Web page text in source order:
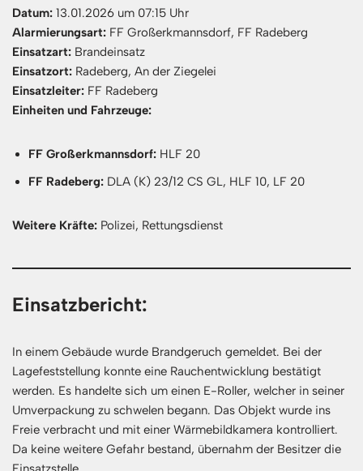
Datum: 13.01.2026 um 07:15 Uhr
Alarmierungsart: FF Großerkmannsdorf, FF Radeberg
Einsatzart: Brandeinsatz
Einsatzort: Radeberg, An der Ziegelei
Einsatzleiter: FF Radeberg
Einheiten und Fahrzeuge:
FF Großerkmannsdorf: HLF 20
FF Radeberg: DLA (K) 23/12 CS GL, HLF 10, LF 20
Weitere Kräfte: Polizei, Rettungsdienst
Einsatzbericht:
In einem Gebäude wurde Brandgeruch gemeldet. Bei der
Lagefeststellung konnte eine Rauchentwicklung bestätigt
werden. Es handelte sich um einen E-Roller, welcher in seiner
Umverpackung zu schwelen begann. Das Objekt wurde ins
Freie verbracht und mit einer Wärmebildkamera kontrolliert.
Da keine weitere Gefahr bestand, übernahm der Besitzer die